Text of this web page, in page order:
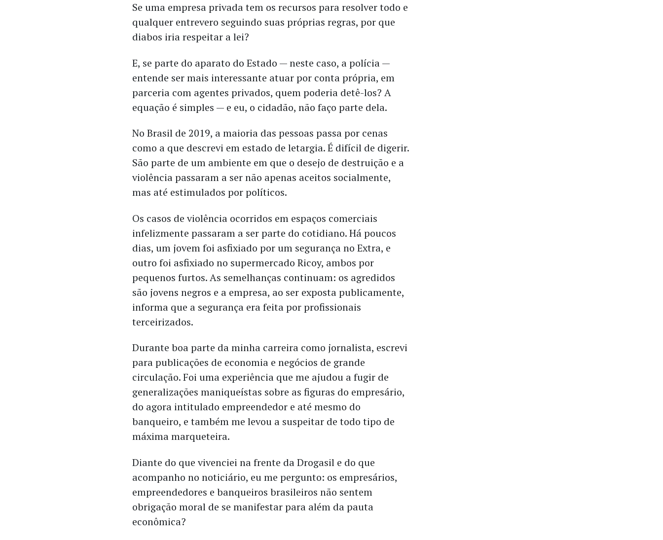
Se uma empresa privada tem os recursos para resolver todo e
qualquer entrevero seguindo suas próprias regras, por que
diabos iria respeitar a lei?
E, se parte do aparato do Estado — neste caso, a polícia —
entende ser mais interessante atuar por conta própria, em
parceria com agentes privados, quem poderia detê-los? A
equação é simples — e eu, o cidadão, não faço parte dela.
No Brasil de 2019, a maioria das pessoas passa por cenas
como a que descrevi em estado de letargia. É difícil de digerir.
São parte de um ambiente em que o desejo de destruição e a
violência passaram a ser não apenas aceitos socialmente,
mas até estimulados por políticos.
Os casos de violência ocorridos em espaços comerciais
infelizmente passaram a ser parte do cotidiano. Há poucos
dias, um jovem foi asfixiado por um segurança no Extra, e
outro foi asfixiado no supermercado Ricoy, ambos por
pequenos furtos. As semelhanças continuam: os agredidos
são jovens negros e a empresa, ao ser exposta publicamente,
informa que a segurança era feita por profissionais
terceirizados.
Durante boa parte da minha carreira como jornalista, escrevi
para publicações de economia e negócios de grande
circulação. Foi uma experiência que me ajudou a fugir de
generalizações maniqueístas sobre as figuras do empresário,
do agora intitulado empreendedor e até mesmo do
banqueiro, e também me levou a suspeitar de todo tipo de
máxima marqueteira.
Diante do que vivenciei na frente da Drogasil e do que
acompanho no noticiário, eu me pergunto: os empresários,
empreendedores e banqueiros brasileiros não sentem
obrigação moral de se manifestar para além da pauta
econômica?